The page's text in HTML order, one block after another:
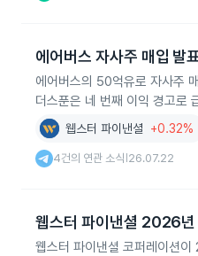
에어버스 자사주 매입 발
에어버스의 50억유로 자사주
더스푼은 네 번째 이익 경고로
웹스터 파이낸셜 +0.32%
4건의 연관 소식 26.07.22
웹스터 파이낸셜 2026년
웹스터 파이낸셜 코퍼레이션